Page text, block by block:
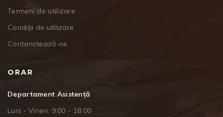
Termeni de utilizare
Condiții de utilizare
Contanctează-ne
ORAR
Departament Asistență
Luni - Vineri: 9:00 - 18:00